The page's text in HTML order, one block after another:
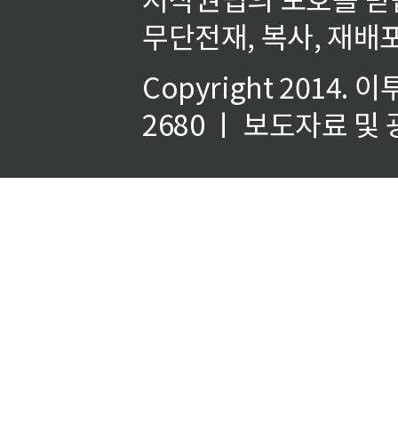
무단전재, 복사, 재배
Copyright 2014. 이
2680 ㅣ 보도자료